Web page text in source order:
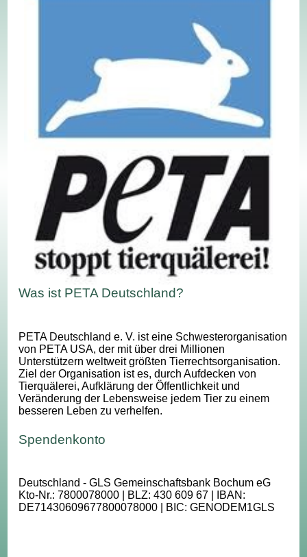
Was ist PETA Deutschland?
PETA Deutschland e. V. ist eine Schwesterorganisation
von PETA USA, der mit über drei Millionen
Unterstützern weltweit größten Tierrechtsorganisation.
Ziel der Organisation ist es, durch Aufdecken von
Tierquälerei, Aufklärung der Öffentlichkeit und
Veränderung der Lebensweise jedem Tier zu einem
besseren Leben zu verhelfen.
Spendenkonto
Deutschland - GLS Gemeinschaftsbank Bochum eG
Kto-Nr.: 7800078000 | BLZ: 430 609 67 | IBAN:
DE71430609677800078000 | BIC: GENODEM1GLS